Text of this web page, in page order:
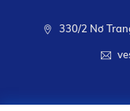
330/2 Nơ